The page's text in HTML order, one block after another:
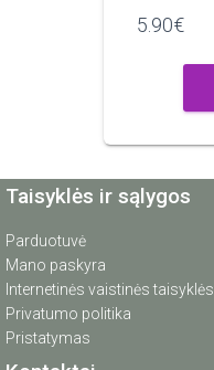
5.90€
Taisyklės ir sąlygos
Parduotuvė
Mano paskyra
Internetinės vaistinės taisyklės
Privatumo politika
Pristatymas